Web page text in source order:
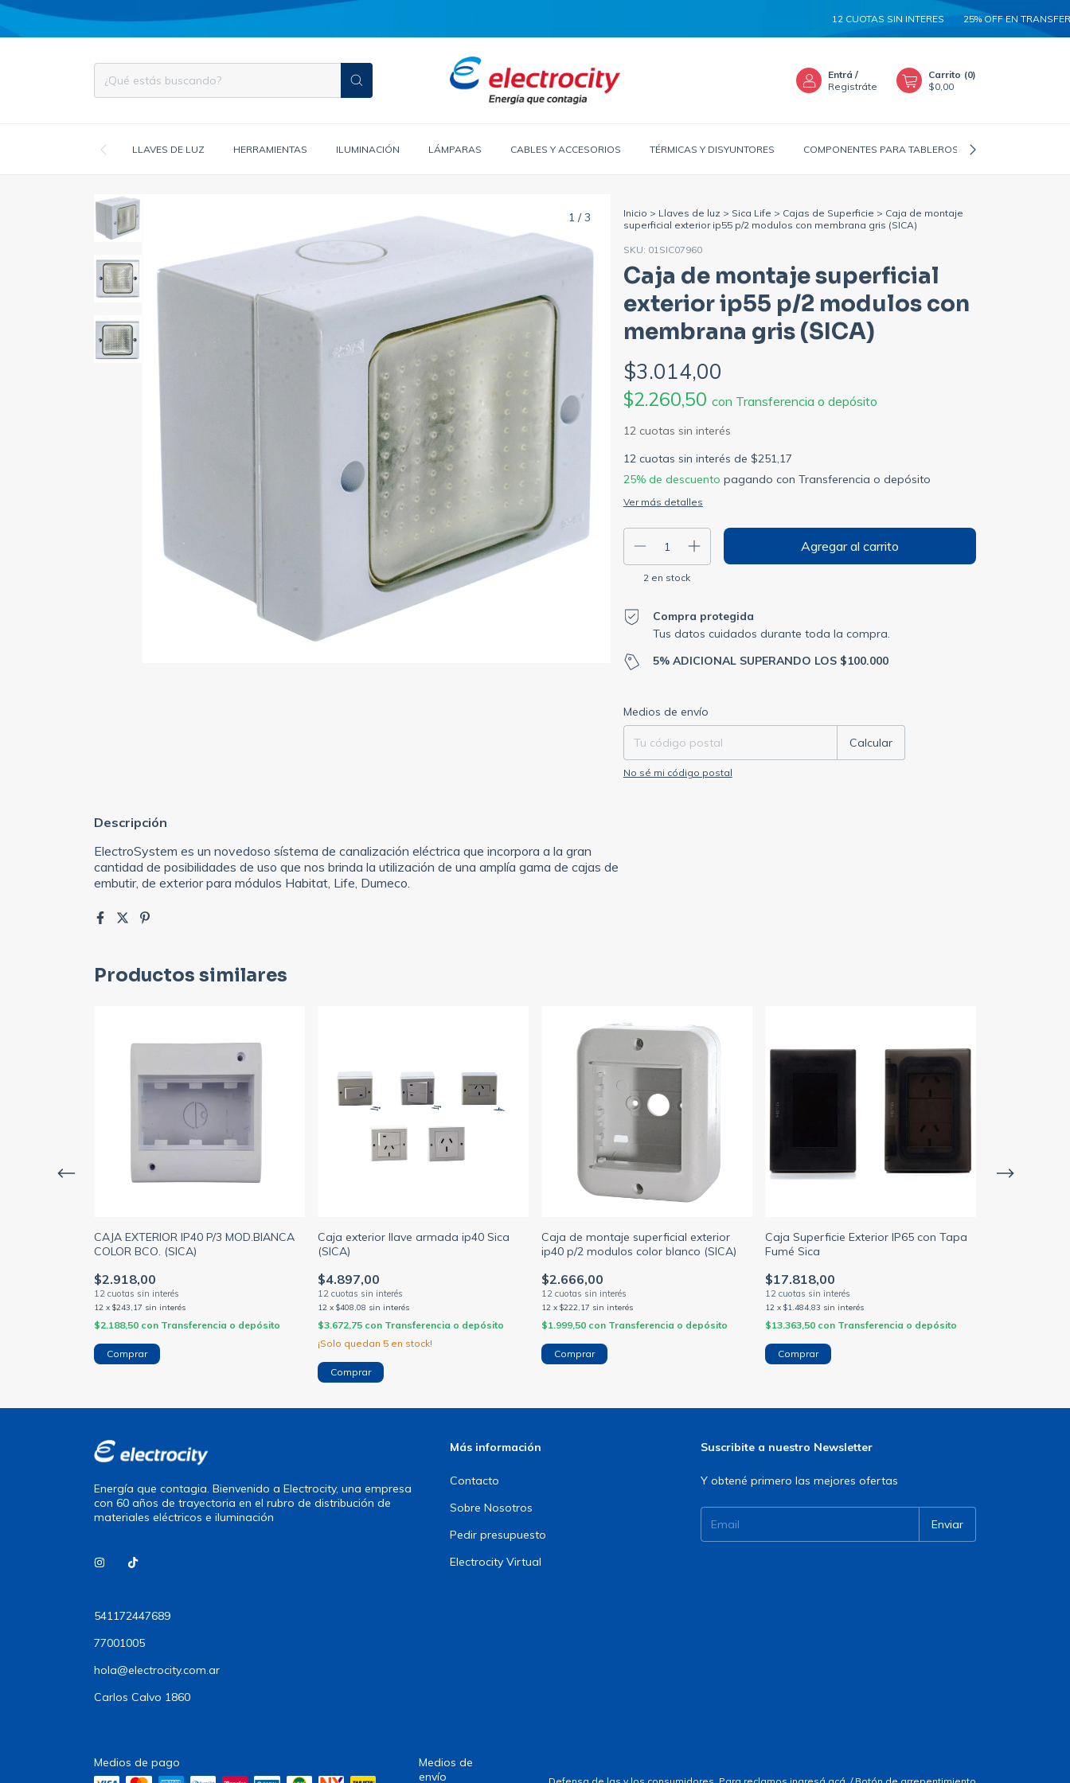
12 CUOTAS SIN INTERES 25% OFF EN TRANSFERENCIA
Entrá /
Registráte
Carrito (0)
$0,00
LLAVES DE LUZ HERRAMIENTAS ILUMINACIÓN LÁMPARAS CABLES Y ACCESORIOS TÉRMICAS Y DISYUNTORES COMPONENTES PARA TABLEROS
1/3 Inicio > Llaves de luz > Sica Life > Cajas de Superficie > Caja de montaje
superficial exterior ip55 p/2 modulos con membrana gris (SICA)
SKU: 01SIC07960
Caja de montaje superficial
exterior ip55 p/2 modulos con
membrana gris (SICA)
$3.014,00
$2.260,50 con Transferencia o depósito
12 cuotas sin interés de $251,17
25% de descuento pagando con Transferencia o depósito
Ver más detalles
2 en stock
Compra protegida
Tus datos cuidados durante toda la compra.
5% ADICIONAL SUPERANDO LOS $100.000
Entregas para el CP:
Medios de envío
Calcular
No sé mi código postal
Descripción
ElectroSystem es un novedoso sístema de canalización eléctrica que incorpora a la gran
cantidad de posibilidades de uso que nos brinda la utilización de una amplía gama de cajas de
embutir, de exterior para módulos Habitat, Life, Dumeco.
Productos similares
CAJA EXTERIOR IP40 P/3 MOD.BIANCA
COLOR BCO. (SICA)
$2.918,00
12 x $243,17 sin interés
$2.188,50 con Transferencia o depósito
Caja exterior llave armada ip40 Sica
(SICA)
$4.897,00
12 x $408,08 sin interés
$3.672,75 con Transferencia o depósito
¡Solo quedan 5 en stock!
Comprar
Caja de montaje superficial exterior
ip40 p/2 modulos color blanco (SICA)
$2.666,00
12 x $222,17 sin interés
$1.999,50 con Transferencia o depósito
Caja Superficie Exterior IP65 con Tapa
Fumé Sica
$17.818,00
12 x $1.484,83 sin interés
$13.363,50 con Transferencia o depósito
Comprar
Energía que contagia. Bienvenido a Electrocity, una empresa
con 60 años de trayectoria en el rubro de distribución de
materiales eléctricos e iluminación
541172447689
77001005
hola@electrocity.com.ar
Carlos Calvo 1860
Más información
Contacto
Sobre Nosotros
Pedir presupuesto
Electrocity Virtual
Suscribite a nuestro Newsletter
Y obtené primero las mejores ofertas
Medios de pago
Medios de
envío